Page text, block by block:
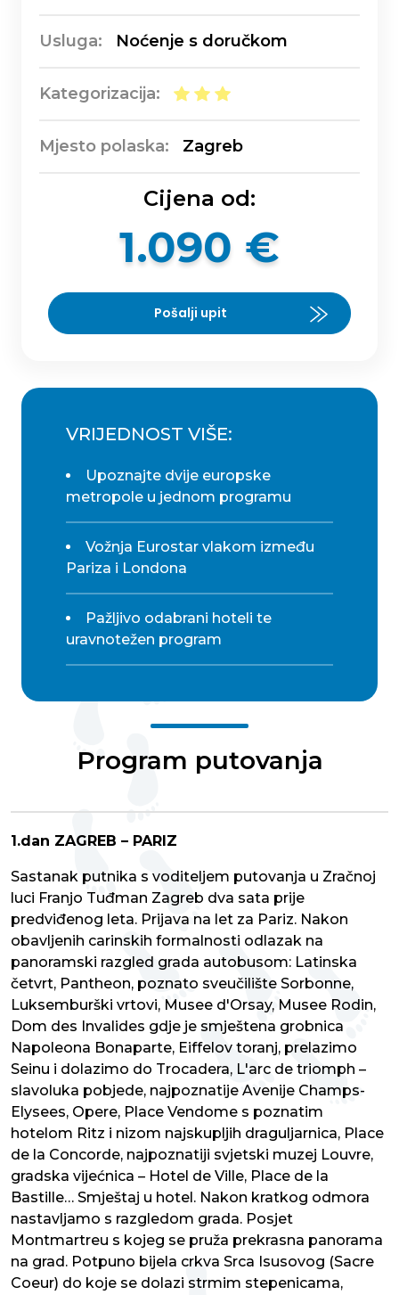
Usluga: Noćenje s doručkom
Kategorizacija:
Mjesto polaska: Zagreb
Cijena od:
1.090 €
Pošalji upit
VRIJEDNOST VIŠE:
Upoznajte dvije europske
metropole u jednom programu
Vožnja Eurostar vlakom između
Pariza i Londona
Pažljivo odabrani hoteli te
uravnotežen program
Program putovanja
1.dan ZAGREB – PARIZ
Sastanak putnika s voditeljem putovanja u Zračnoj
luci Franjo Tuđman Zagreb dva sata prije
predviđenog leta. Prijava na let za Pariz. Nakon
obavljenih carinskih formalnosti odlazak na
panoramski razgled grada autobusom: Latinska
četvrt, Pantheon, poznato sveučilište Sorbonne,
Luksemburški vrtovi, Musee d'Orsay, Musee Rodin,
Dom des Invalides gdje je smještena grobnica
Napoleona Bonaparte, Eiffelov toranj, prelazimo
Seinu i dolazimo do Trocadera, L'arc de triomph –
slavoluka pobjede, najpoznatije Avenije Champs-
Elysees, Opere, Place Vendome s poznatim
hotelom Ritz i nizom najskupljih draguljarnica, Place
de la Concorde, najpoznatiji svjetski muzej Louvre,
gradska vijećnica – Hotel de Ville, Place de la
Bastille… Smještaj u hotel. Nakon kratkog odmora
nastavljamo s razgledom grada. Posjet
Montmartreu s kojeg se pruža prekrasna panorama
na grad. Potpuno bijela crkva Srca Isusovog (Sacre
Coeur) do koje se dolazi strmim stepenicama,